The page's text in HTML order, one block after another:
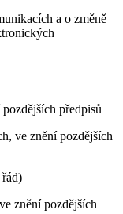
a o změně
předpisů
ve znění pozdějších
znění pozdějších